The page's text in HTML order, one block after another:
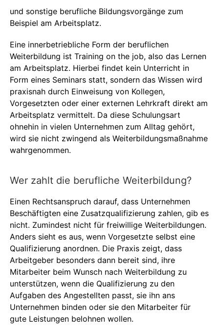
und sonstige berufliche Bildungsvorgänge zum
Beispiel am Arbeitsplatz.
Eine innerbetriebliche Form der beruflichen
Weiterbildung ist Training on the job, also das Lernen
am Arbeitsplatz. Hierbei findet kein Unterricht in
Form eines Seminars statt, sondern das Wissen wird
praxisnah durch Einweisung von Kollegen,
Vorgesetzten oder einer externen Lehrkraft direkt am
Arbeitsplatz vermittelt. Da diese Schulungsart
ohnehin in vielen Unternehmen zum Alltag gehört,
wird sie nicht zwingend als Weiterbildungsmaßnahme
wahrgenommen.
Wer zahlt die berufliche Weiterbildung?
Einen Rechts­anspruch darauf, dass Unternehmen
Beschäftigten eine Zusatz­qualifizierung zahlen, gib es
nicht. Zumindest nicht für freiwil­lige Weiterbildungen.
Anders sieht es aus, wenn Vorgesetzte selbst eine
Qualifizierung anordnen. Die Praxis zeigt, dass
Arbeit­geber besonders dann bereit sind, ihre
Mitarbeiter beim Wunsch nach Weiterbildung zu
unterstützen, wenn die Qualifizierung zu den
Aufgaben des Angestellten passt, sie ihn ans
Unternehmen binden oder sie den Mitarbeiter für
gute Leistungen belohnen wollen.